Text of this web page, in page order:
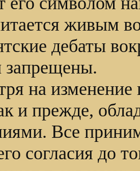
живым
дебаты
запрещены.
на изменение
и прежде,
Все
согласия до